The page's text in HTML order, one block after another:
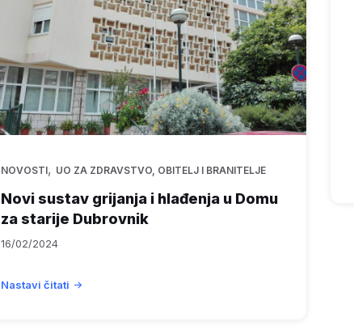
NOVOSTI, UO ZA ZDRAVSTVO, OBITELJ I BRANITELJE
Novi sustav grijanja i hlađenja u Domu
za starije Dubrovnik
16/02/2024
Nastavi čitati